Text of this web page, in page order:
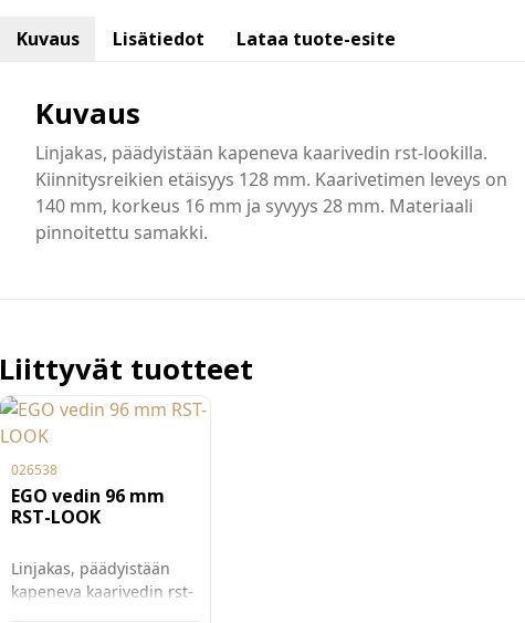
Kuvaus Lisätiedot Lataa tuote-esite
Kuvaus
Linjakas, päädyistään kapeneva kaarivedin rst-lookilla.
Kiinnitysreikien etäisyys 128 mm. Kaarivetimen leveys on
140 mm, korkeus 16 mm ja syvyys 28 mm. Materiaali
pinnoitettu samakki.
Liittyvät tuotteet
026538
EGO vedin 96 mm
RST-LOOK
Linjakas, päädyistään
kapeneva kaarivedin rst-